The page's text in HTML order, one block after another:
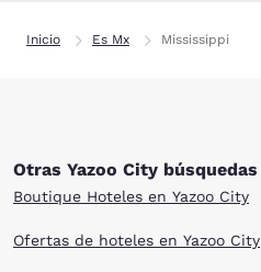
Inicio Es Mx Mississippi
Otras Yazoo City búsquedas
Boutique Hoteles en Yazoo City
Ofertas de hoteles en Yazoo City